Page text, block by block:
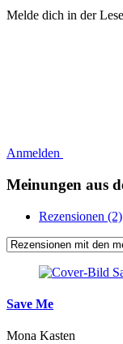
Melde dich in der
Anmelden
Meinungen aus
Rezensionen (2)
Save Me
Mona Kasten